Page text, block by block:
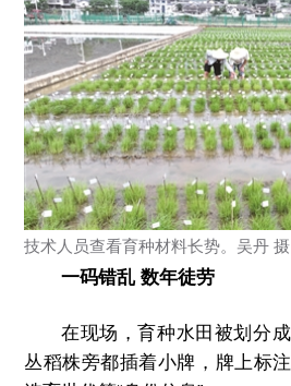
技术人员查看育种材料长势。吴丹 摄
一码错乱 数年徒劳
在现场，育种水田被划分
丛稻株旁都插着小牌，牌上标